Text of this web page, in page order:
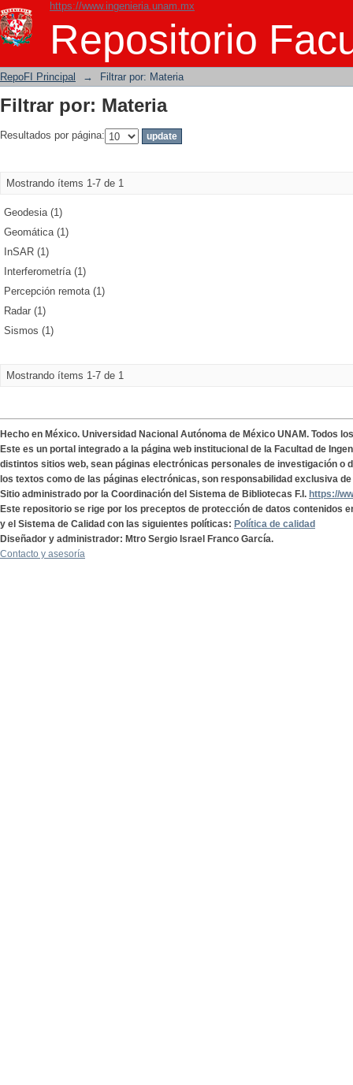
https://www.ingenieria.unam.mx
Repositorio
Filtrar por: Materia
RepoFI Principal → Filtrar por: Materia
Filtrar por: Materia
Resultados por página:
Mostrando ítems 1-7 de 1
Geodesia (1)
Geomática (1)
InSAR (1)
Interferometría (1)
Percepción remota (1)
Radar (1)
Sismos (1)
Mostrando ítems 1-7 de 1
Hecho en México. Universidad Nacional Autónoma de México UNAM. Todos
Este es un portal integrado a la página web institucional de la Facultad de
distintos sitios web, sean páginas electrónicas personales de investigación o
los textos como de las páginas electrónicas, son responsabilidad exclusiva
Sitio administrado por la Coordinación del Sistema de Bibliotecas F.I. https://
Este repositorio se rige por los preceptos de protección de datos contenidos
y el Sistema de Calidad con las siguientes políticas: Política de calidad
Diseñador y administrador: Mtro Sergio Israel Franco García.
Contacto y asesoría